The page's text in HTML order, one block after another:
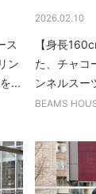
ス
ン
...
2026.02.10
【身長
た、チャコ
ンネルスー
BEAMS